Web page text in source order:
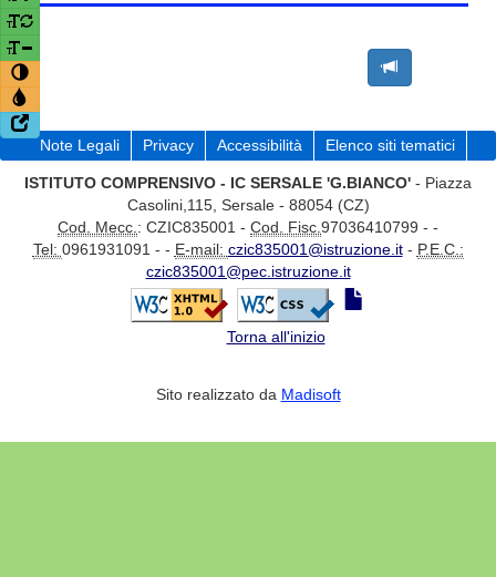
Note Legali Privacy Accessibilità Elenco siti tematici
ISTITUTO COMPRENSIVO - IC SERSALE 'G.BIANCO' - Piazza
Casolini,115, Sersale - 88054 (CZ)
Cod. Mecc.: CZIC835001 - Cod. Fisc.97036410799 - -
Tel: 0961931091 - - E-mail: czic835001@istruzione.it- P.E.C.:
czic835001@pec.istruzione.it
Torna all'inizio
Sito realizzato da Madisoft